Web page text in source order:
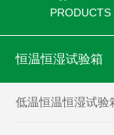
PRODUCTS
恒温恒湿试验箱